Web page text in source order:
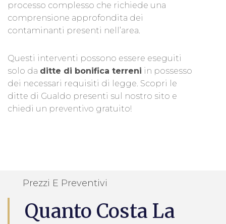
processo complesso che richiede una
comprensione approfondita dei
contaminanti presenti nell’area.
Questi interventi possono essere eseguiti
solo da ditte di bonifica terreni in possesso
dei necessari requisiti di legge. Scopri le
ditte di Gualdo presenti sul nostro sito e
chiedi un preventivo gratuito!
Prezzi E Preventivi
Quanto Costa La